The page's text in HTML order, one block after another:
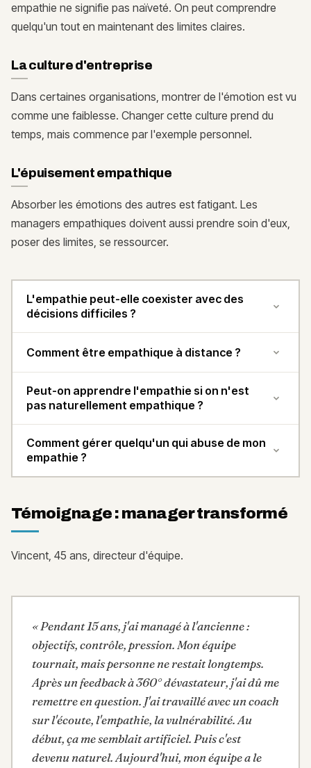
empathie ne signifie pas naïveté. On peut comprendre
quelqu'un tout en maintenant des limites claires.
La culture d'entreprise
Dans certaines organisations, montrer de l'émotion est vu
comme une faiblesse. Changer cette culture prend du
temps, mais commence par l'exemple personnel.
L'épuisement empathique
Absorber les émotions des autres est fatigant. Les
managers empathiques doivent aussi prendre soin d'eux,
poser des limites, se ressourcer.
L'empathie peut-elle coexister avec des
décisions difficiles ?
Comment être empathique à distance ?
Peut-on apprendre l'empathie si on n'est
pas naturellement empathique ?
Comment gérer quelqu'un qui abuse de mon
empathie ?
Témoignage : manager transformé
Vincent, 45 ans, directeur d'équipe.
«Pendant 15 ans, j'ai managé à l'ancienne :
objectifs, contrôle, pression. Mon équipe
tournait, mais personne ne restait longtemps.
Après un feedback à 360° dévastateur, j'ai dû me
remettre en question. J'ai travaillé avec un coach
sur l'écoute, l'empathie, la vulnérabilité. Au
début, ça me semblait artificiel. Puis c'est
devenu naturel. Aujourd'hui, mon équipe a le